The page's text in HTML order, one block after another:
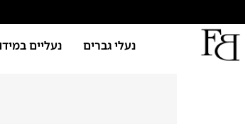
נעלי גברים נעליים במידות